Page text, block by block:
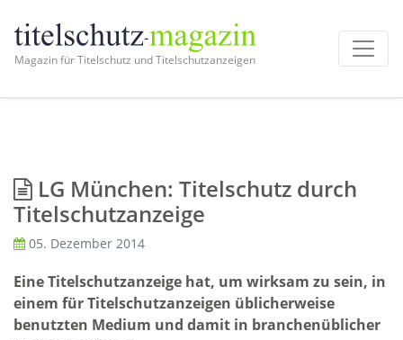
Magazin für Titelschutz und Titelschutzanzeigen
LG München: Titelschutz durch
Titelschutzanzeige
05. Dezember 2014
Eine Titelschutzanzeige hat, um wirksam zu sein, in
einem für Titelschutzanzeigen üblicherweise
benutzten Medium und damit in branchenüblicher